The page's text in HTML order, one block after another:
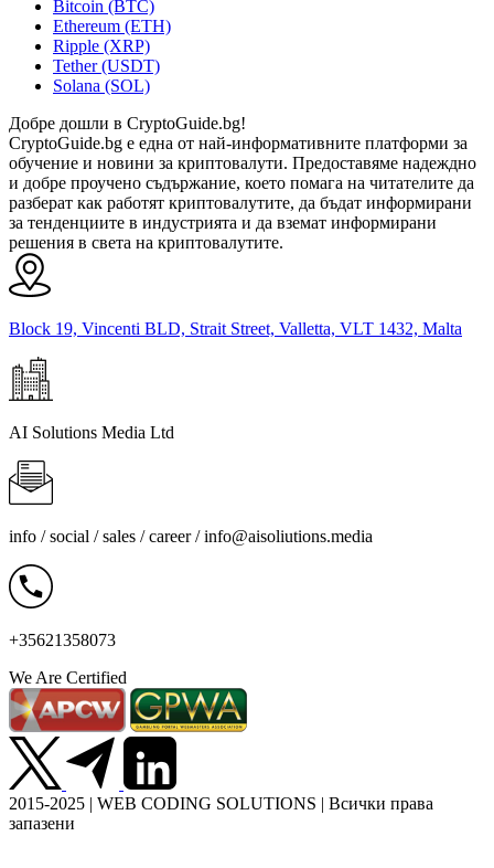
Bitcoin (BTC)
Ethereum (ETH)
Ripple (XRP)
Tether (USDT)
Solana (SOL)
Добре дошли в CryptoGuide.bg!
CryptoGuide.bg е една от най-информативните платформи за
обучение и новини за криптовалути. Предоставяме надеждно
и добре проучено съдържание, което помага на читателите да
разберат как работят криптовалутите, да бъдат информирани
за тенденциите в индустрията и да вземат информирани
решения в света на криптовалутите.
Block 19, Vincenti BLD, Strait Street, Valletta, VLT 1432, Malta
AI Solutions Media Ltd
info / social / sales / career /info@aisoliutions.media
+35621358073
We Are Certified
2015-2025 | WEB CODING SOLUTIONS | Всички права
запазени